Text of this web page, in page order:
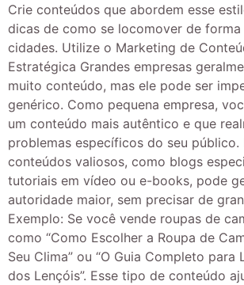
Crie conteúdos que abordem esse
dicas de como se locomover de
cidades. Utilize o Marketing de
Estratégica Grandes empresas
muito conteúdo, mas ele pode ser
genérico. Como pequena empresa,
um conteúdo mais autêntico e que
problemas específicos do seu público.
conteúdos valiosos, como blogs
tutoriais em vídeo ou e-books, pode
autoridade maior, sem precisar de
Exemplo: Se você vende roupas de
como “Como Escolher a Roupa de
Seu Clima” ou “O Guia Completo para
dos Lençóis”. Esse tipo de conteúdo